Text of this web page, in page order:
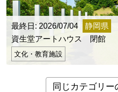
最終日: 2026/07/04
静岡県
資生堂アートハウス 閉館
文化・教育施設
同じカテゴリ